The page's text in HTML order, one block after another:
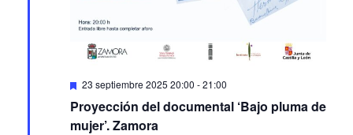
Featured
23 septiembre 2025 20:00 -21:00
Proyección del documental ‘Bajo pluma de
mujer’. Zamora